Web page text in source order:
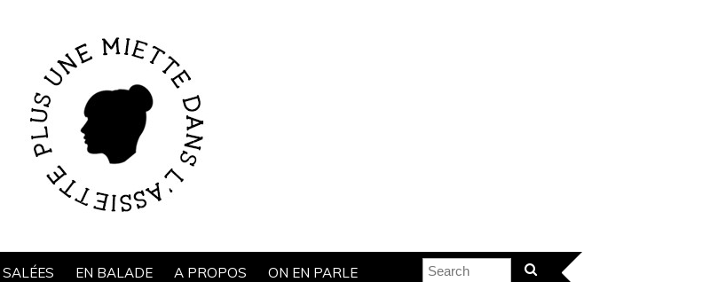
EN BALADE A PROPOS ON EN PARLE